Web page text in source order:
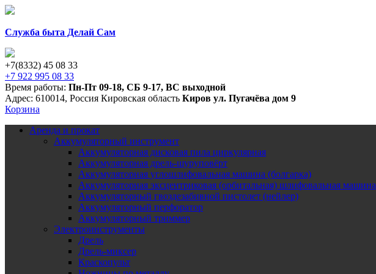
Служба быта Делай Сам
+7(8332) 45 08 33
+7 922 995 08 33
Время работы: Пн-Пт 09-18, СБ 9-17, ВС выходной
Адрес: 610014, Россия Кировская область Киров ул. Пугачёва дом 9
Корзина
Аренда и прокат
Аккумуляторный инструмент
Аккумуляторная дисковая пила циркулярная
Аккумуляторная дрель-шуруповёрт
Аккумуляторная углошлифовальная машина (болгарка)
Аккумуляторная эксцентриковая (орбитальная) шлифовальная машина
Аккумуляторный гвоздезабивной пистолет (нейлер)
Аккумуляторный перфоратор
Аккумуляторный триммер
Электроинструменты
Дрель
Дрель-миксер
Краскопульт